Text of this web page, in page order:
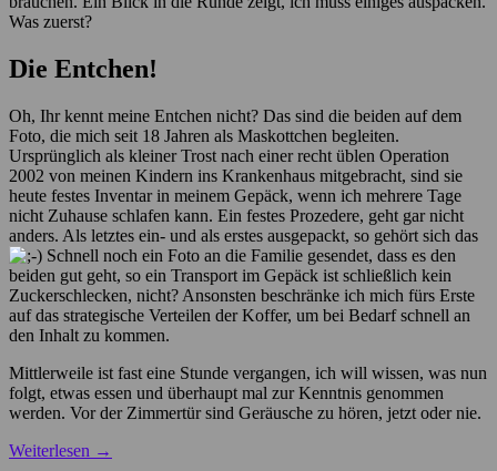
Was zuerst?
Die Entchen!
Oh, Ihr kennt meine Entchen nicht? Das sind die beiden auf dem
Foto, die mich seit 18 Jahren als Maskottchen begleiten.
Ursprünglich als kleiner Trost nach einer recht üblen Operation
2002 von meinen Kindern ins Krankenhaus mitgebracht, sind sie
heute festes Inventar in meinem Gepäck, wenn ich mehrere Tage
nicht Zuhause schlafen kann. Ein festes Prozedere, geht gar nicht
anders. Als letztes ein- und als erstes ausgepackt, so gehört sich das
Schnell noch ein Foto an die Familie gesendet, dass es den
beiden gut geht, so ein Transport im Gepäck ist schließlich kein
Zuckerschlecken, nicht? Ansonsten beschränke ich mich fürs Erste
auf das strategische Verteilen der Koffer, um bei Bedarf schnell an
den Inhalt zu kommen.
Mittlerweile ist fast eine Stunde vergangen, ich will wissen, was nun
folgt, etwas essen und überhaupt mal zur Kenntnis genommen
werden. Vor der Zimmertür sind Geräusche zu hören, jetzt oder nie.
Weiterlesen →